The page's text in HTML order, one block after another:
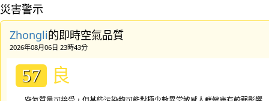
災害警示
Zhongli的即時空氣品質
2026年08月06日 23時43分
57 良